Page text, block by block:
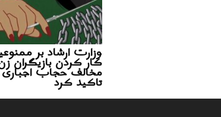
وزارت ارشاد بر
کار کردن بازیگران
مخالف حجاب اجباری
تاکید کرد